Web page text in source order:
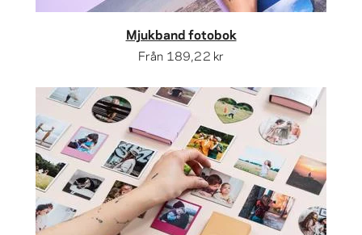
Mjukband fotobok
Från 189,22 kr